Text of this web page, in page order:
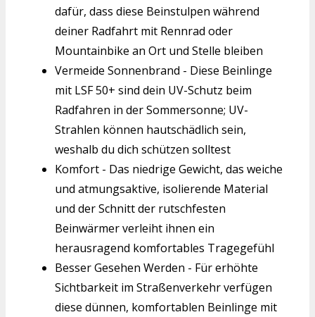
dafür, dass diese Beinstulpen während
deiner Radfahrt mit Rennrad oder
Mountainbike an Ort und Stelle bleiben
Vermeide Sonnenbrand - Diese Beinlinge
mit LSF 50+ sind dein UV-Schutz beim
Radfahren in der Sommersonne; UV-
Strahlen können hautschädlich sein,
weshalb du dich schützen solltest
Komfort - Das niedrige Gewicht, das weiche
und atmungsaktive, isolierende Material
und der Schnitt der rutschfesten
Beinwärmer verleiht ihnen ein
herausragend komfortables Tragegefühl
Besser Gesehen Werden - Für erhöhte
Sichtbarkeit im Straßenverkehr verfügen
diese dünnen, komfortablen Beinlinge mit